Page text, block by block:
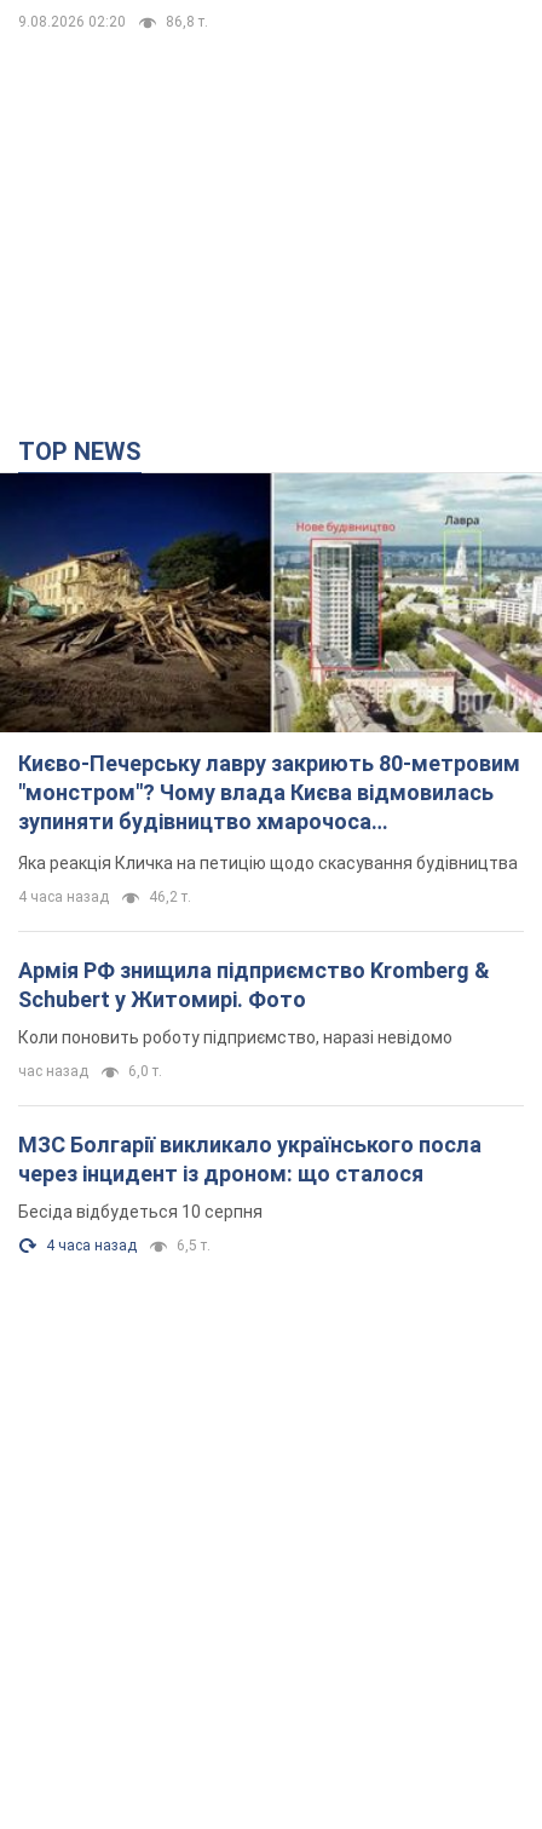
9.08.2026 02:20 86,8 т.
TOP NEWS
Києво-Печерську лавру закриють 80-метровим
"монстром"? Чому влада Києва відмовилась
зупиняти будівництво хмарочоса
"московського вірянина"
Яка реакція Кличка на петицію щодо скасування будівництва
4 часа назад 46,2 т.
Армія РФ знищила підприємство Kromberg &
Schubert у Житомирі. Фото
Коли поновить роботу підприємство, наразі невідомо
час назад 6,0 т.
МЗС Болгарії викликало українського посла
через інцидент із дроном: що сталося
Бесіда відбудеться 10 серпня
4 часа назад 6,5 т.